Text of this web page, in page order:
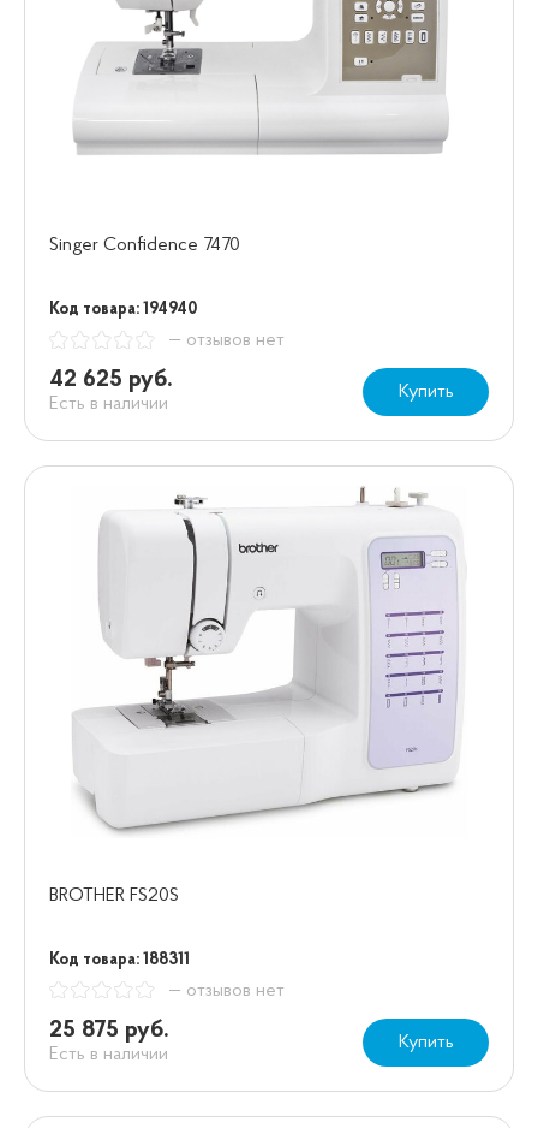
Singer Confidence 7470
Код товара: 194940
— отзывов нет
42 625 руб.
Есть в наличии
Купить
BROTHER FS20S
Код товара: 188311
— отзывов нет
25 875 руб.
Есть в наличии
Купить